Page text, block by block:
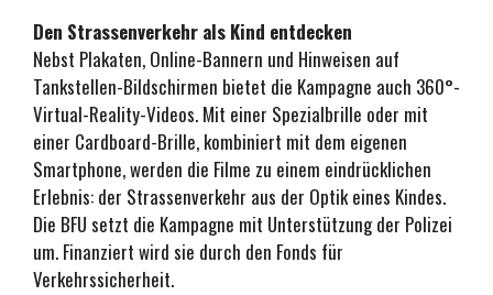
Den Strassenverkehr als Kind entdecken
Nebst Plakaten, Online-Bannern und Hinweisen auf
Tankstellen-Bildschirmen bietet die Kampagne auch 360°-
Virtual-Reality-Videos. Mit einer Spezialbrille oder mit
einer Cardboard-Brille, kombiniert mit dem eigenen
Smartphone, werden die Filme zu einem eindrücklichen
Erlebnis: der Strassenverkehr aus der Optik eines Kindes.
Die BFU setzt die Kampagne mit Unterstützung der Polizei
um. Finanziert wird sie durch den Fonds für
Verkehrssicherheit.